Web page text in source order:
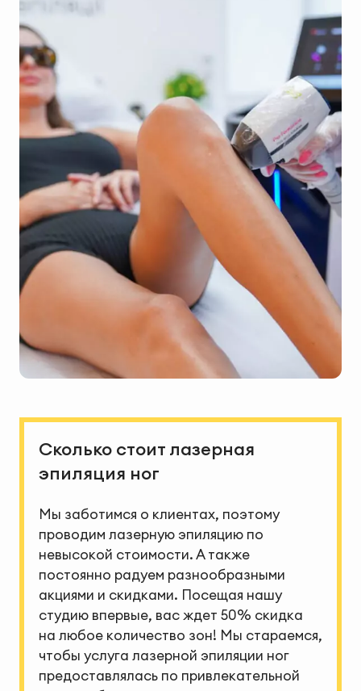
Сколько стоит лазерная
эпиляция ног
Мы заботимся о клиентах, поэтому
проводим лазерную эпиляцию по
невысокой стоимости. А также
постоянно радуем разнообразными
акциями и скидками. Посещая нашу
студию впервые, вас ждет 50% скидка
на любое количество зон! Мы стараемся,
чтобы услуга лазерной эпиляции ног
предоставлялась по привлекательной